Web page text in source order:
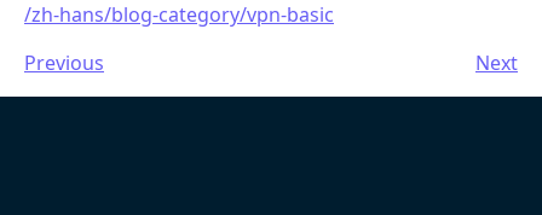
/zh-hans/blog-category/vpn-basic
Previous
Next